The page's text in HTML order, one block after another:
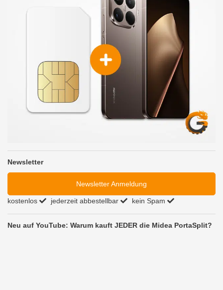
Newsletter
Newsletter Anmeldung
kostenlos jederzeit abbestellbar kein Spam
Neu auf YouTube: Warum kauft JEDER die Midea PortaSplit?